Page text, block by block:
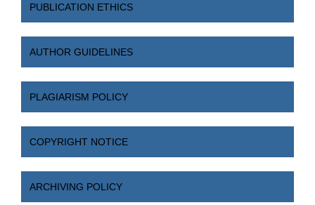
PUBLICATION ETHICS
AUTHOR GUIDELINES
PLAGIARISM POLICY
COPYRIGHT NOTICE
ARCHIVING POLICY